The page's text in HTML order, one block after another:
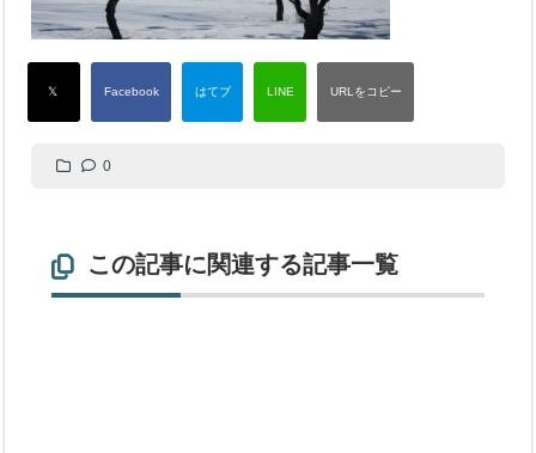
0
この記事に関連する記事一覧